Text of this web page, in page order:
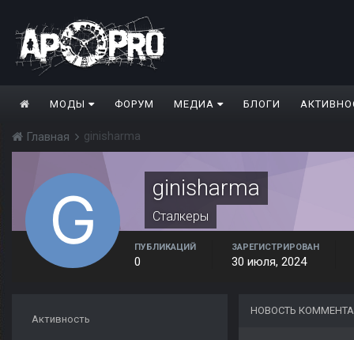
МОДЫ ФОРУМ МЕДИА БЛОГИ
Главная ginisharma
ginisharma
Сталкеры
ПУБЛИКАЦИЙ
0
ЗАРЕГИСТРИРОВАН
30 июля, 2024
Активность
НОВОСТЬ